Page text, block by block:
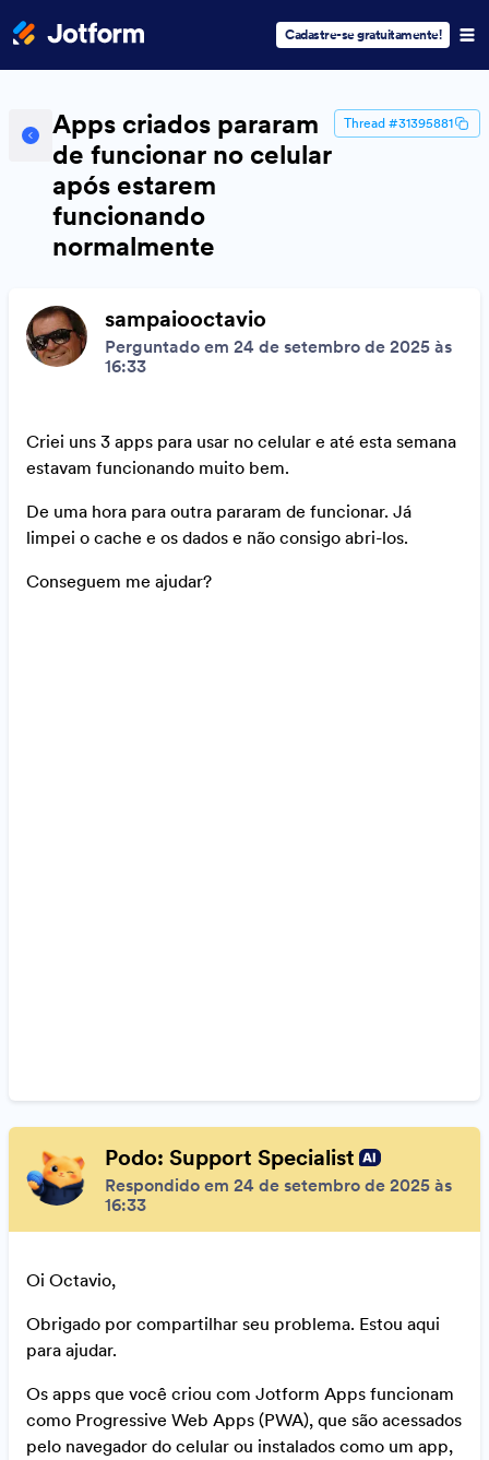
Cadastre-se gratuitamente!
Apps criados pararam
de funcionar no celular
após estarem
funcionando
normalmente
Thread #31395881
sampaiooctavio
Perguntado em 24 de setembro de 2025 às
16:33
Criei uns 3 apps para usar no celular e até esta semana
estavam funcionando muito bem.
De uma hora para outra pararam de funcionar. Já
limpei o cache e os dados e não consigo abri-los.
Conseguem me ajudar?
Podo: Support Specialist
Respondido em 24 de setembro de 2025 às
16:33
Oi Octavio,
Obrigado por compartilhar seu problema. Estou aqui
para ajudar.
Os apps que você criou com Jotform Apps funcionam
como Progressive Web Apps (PWA), que são acessados
pelo navegador do celular ou instalados como um app,